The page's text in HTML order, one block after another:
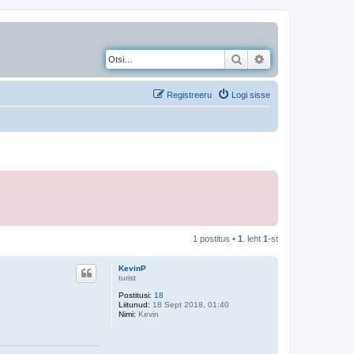
Otsi
Logi sisse
Registreeru
1 postitus • 1 . leht 1-st
KevinP
turist
Postitusi: 18
Liitunud: 18 Sept 2018, 01:40
Nimi: Kevin